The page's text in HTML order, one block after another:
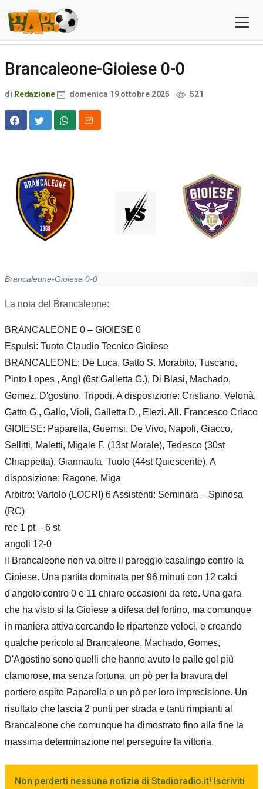
Brancaleone-Gioiese 0-0
di Redazione domenica 19 ottobre 2025 521
Brancaleone-Gioiese 0-0
La nota del Brancaleone:
BRANCALEONE 0 – GIOIESE 0
Espulsi: Tuoto Claudio Tecnico Gioiese
BRANCALEONE: De Luca, Gatto S. Morabito, Tuscano,
Pinto Lopes , Angì (6st Galletta G.), Di Blasi, Machado,
Gomez, D'gostino, Tripodi. A disposizione: Cristiano, Velonà,
Gatto G., Gallo, Violi, Galletta D., Elezi. All. Francesco Criaco
GIOIESE: Paparella, Guerrisi, De Vivo, Napoli, Giacco,
Sellitti, Maletti, Migale F. (13st Morale), Tedesco (30st
Chiappetta), Giannaula, Tuoto (44st Quiescente). A
disposizione: Ragone, Miga
Arbitro: Vartolo (LOCRI) 6 Assistenti: Seminara – Spinosa
(RC)
rec 1 pt – 6 st
angoli 12-0
Il Brancaleone non va oltre il pareggio casalingo contro la
Gioiese. Una partita dominata per 96 minuti con 12 calci
d'angolo contro 0 e 11 chiare occasioni da rete. Una gara
che ha visto si la Gioiese a difesa del fortino, ma comunque
in maniera attiva cercando le ripartenze veloci, e creando
qualche pericolo al Brancaleone. Machado, Gomes,
D'Agostino sono quelli che hanno avuto le palle gol più
clamorose, ma senza fortuna, un pò per la bravura del
portiere ospite Paparella e un pò per loro imprecisione. Un
risultato che lascia 2 punti per strada e tanti rimpianti al
Brancaleone che comunque ha dimostrato fino alla fine la
massima determinazione nel perseguire la vittoria.
Non perderti nessuna notizia di Stadioradio.it! Iscriviti